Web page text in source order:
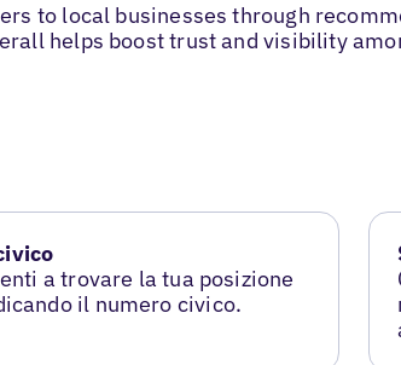
to local businesses through
helps boost trust and visibility
a trovare la tua posizione
il numero civico.